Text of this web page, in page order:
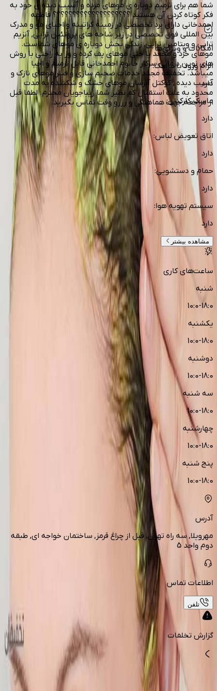
شما هم برای ترمیم دوباره ی موهای مرده و آسیب دیده ی خود به
فکر کوتاه کردن آن هستید ؟؟؟؟؟؟؟؟؟؟؟؟؟؟؟؟؟؟؟؟ فاطمه
احمدخانی دارای برد تخصصی در زمینه کراتینه و احیای مو و مدرک
بین المللی فوق تخصصی در زیر شاخه های پروتئین تراپی, آنزیم
تراپی و ویتامین تراپی, زندگی بخش دوباره ی موهای شماست.
موهای خرد و مجعد یا حتی موهای پف کرده و وز به راحتی با روش
های نوین درمانی سرکار خانوم احمدخانی قابل ترمیم و احیا
میباشد. تخفیف مجدد خدمات ضخیم سازی و فیلر موهای نازک و
آسیب دیده , کوکتل آبرسان موهای خشک و شکننده به مدت
محدود به علت استقبال کم نظیر شما زیباجویان محترم. لطفا قبل
از مراجعه جهت هماهنگی و رزرو وقت تماس بگیرید.
امکانات و ویژگی‌ها
الزام ورود با ماسک:
دارد
ماسک کارکنان:
دارد
اتاق تعویض لباس:
دارد
حمام و دستشویی:
دارد
سیستم تهویه هوا:
دارد
مشاهده بیشتر
ساعت‌های کاری
شنبه
10:0-18:0
یکشنبه
10:0-18:0
دوشنبه
10:0-18:0
سه شنبه
10:0-18:0
چهارشنبه
10:0-18:0
پنج شنبه
10:0-18:0
آدرس
مهرویلا, سه راه تهران, قبل از چراغ قرمز, ساختمان خواجه ای, طبقه
دوم واحد 5
اطلاعات تماس
تلفن
گزارش تخلفات